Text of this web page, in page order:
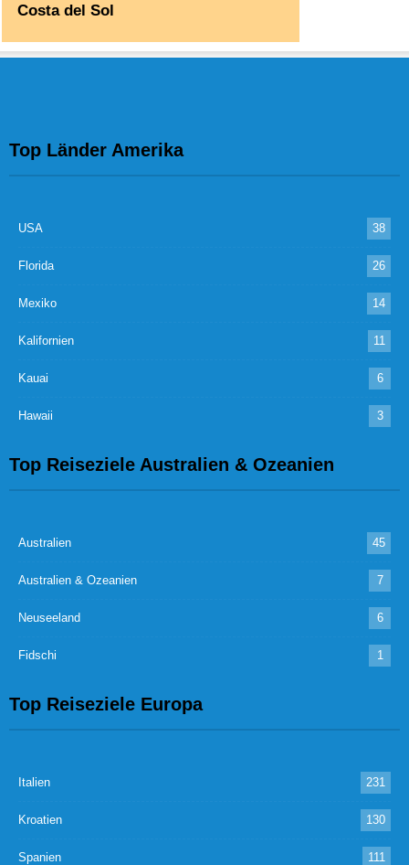
Costa del Sol
Top Länder Amerika
USA 38
Florida 26
Mexiko 14
Kalifornien 11
Kauai 6
Hawaii 3
Top Reiseziele Australien & Ozeanien
Australien 45
Australien & Ozeanien 7
Neuseeland 6
Fidschi 1
Top Reiseziele Europa
Italien 231
Kroatien 130
Spanien 111